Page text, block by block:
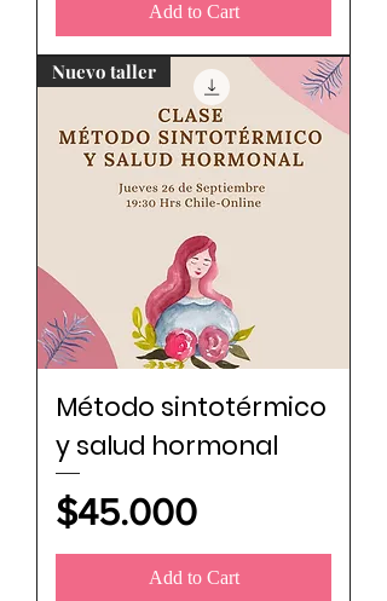
Add to Cart
Nuevo taller
Método sintotérmico
y salud hormonal
Price
$45.000
Add to Cart